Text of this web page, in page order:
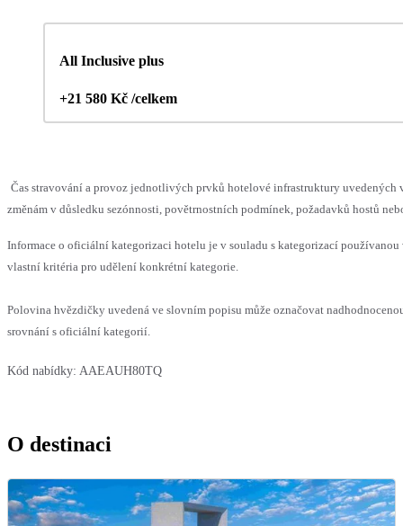
All Inclusive plus
+21 580 Kč /celkem
Čas stravování a provoz jednotlivých prvků hotelové infrastruktury uvedených
změnám v důsledku sezónnosti, povětrnostních podmínek, požadavků hostů
Informace o oficiální kategorizaci hotelu je v souladu s kategorizací používanou
vlastní kritéria pro udělení konkrétní kategorie.
Polovina hvězdičky uvedená ve slovním popisu může označovat
srovnání s oficiální kategorií.
Kód nabídky: AAEAUH80TQ
O destinaci